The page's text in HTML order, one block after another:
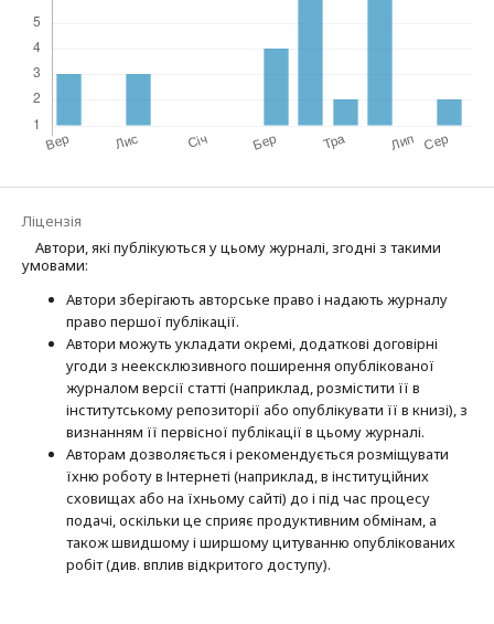
Ліцензія
Автори, які публікуються у цьому журналі, згодні з такими
умовами:
Автори зберігають авторське право і надають журналу
право першої публі­кації.
Автори можуть укладати окремі, додат­кові договірні
угоди з неексклюзив­ного поширення опублікованої
журналом версії статті (наприклад, розмістити її в
інститутському репозиторії або опубліку­вати її в книзі), з
визнанням її первісної публікації в цьому журналі.
Авторам дозволяється і рекомендується розміщувати
їхню роботу в Інтернеті (наприклад, в інституційних
сховищах або на їхньому сайті) до і під час процесу
подачі, оскільки це сприяє продуктивним обмінам, а
також швидшому і ширшому цитуванню опубліко­ва­них
робіт (див. вплив відкритого доступу).